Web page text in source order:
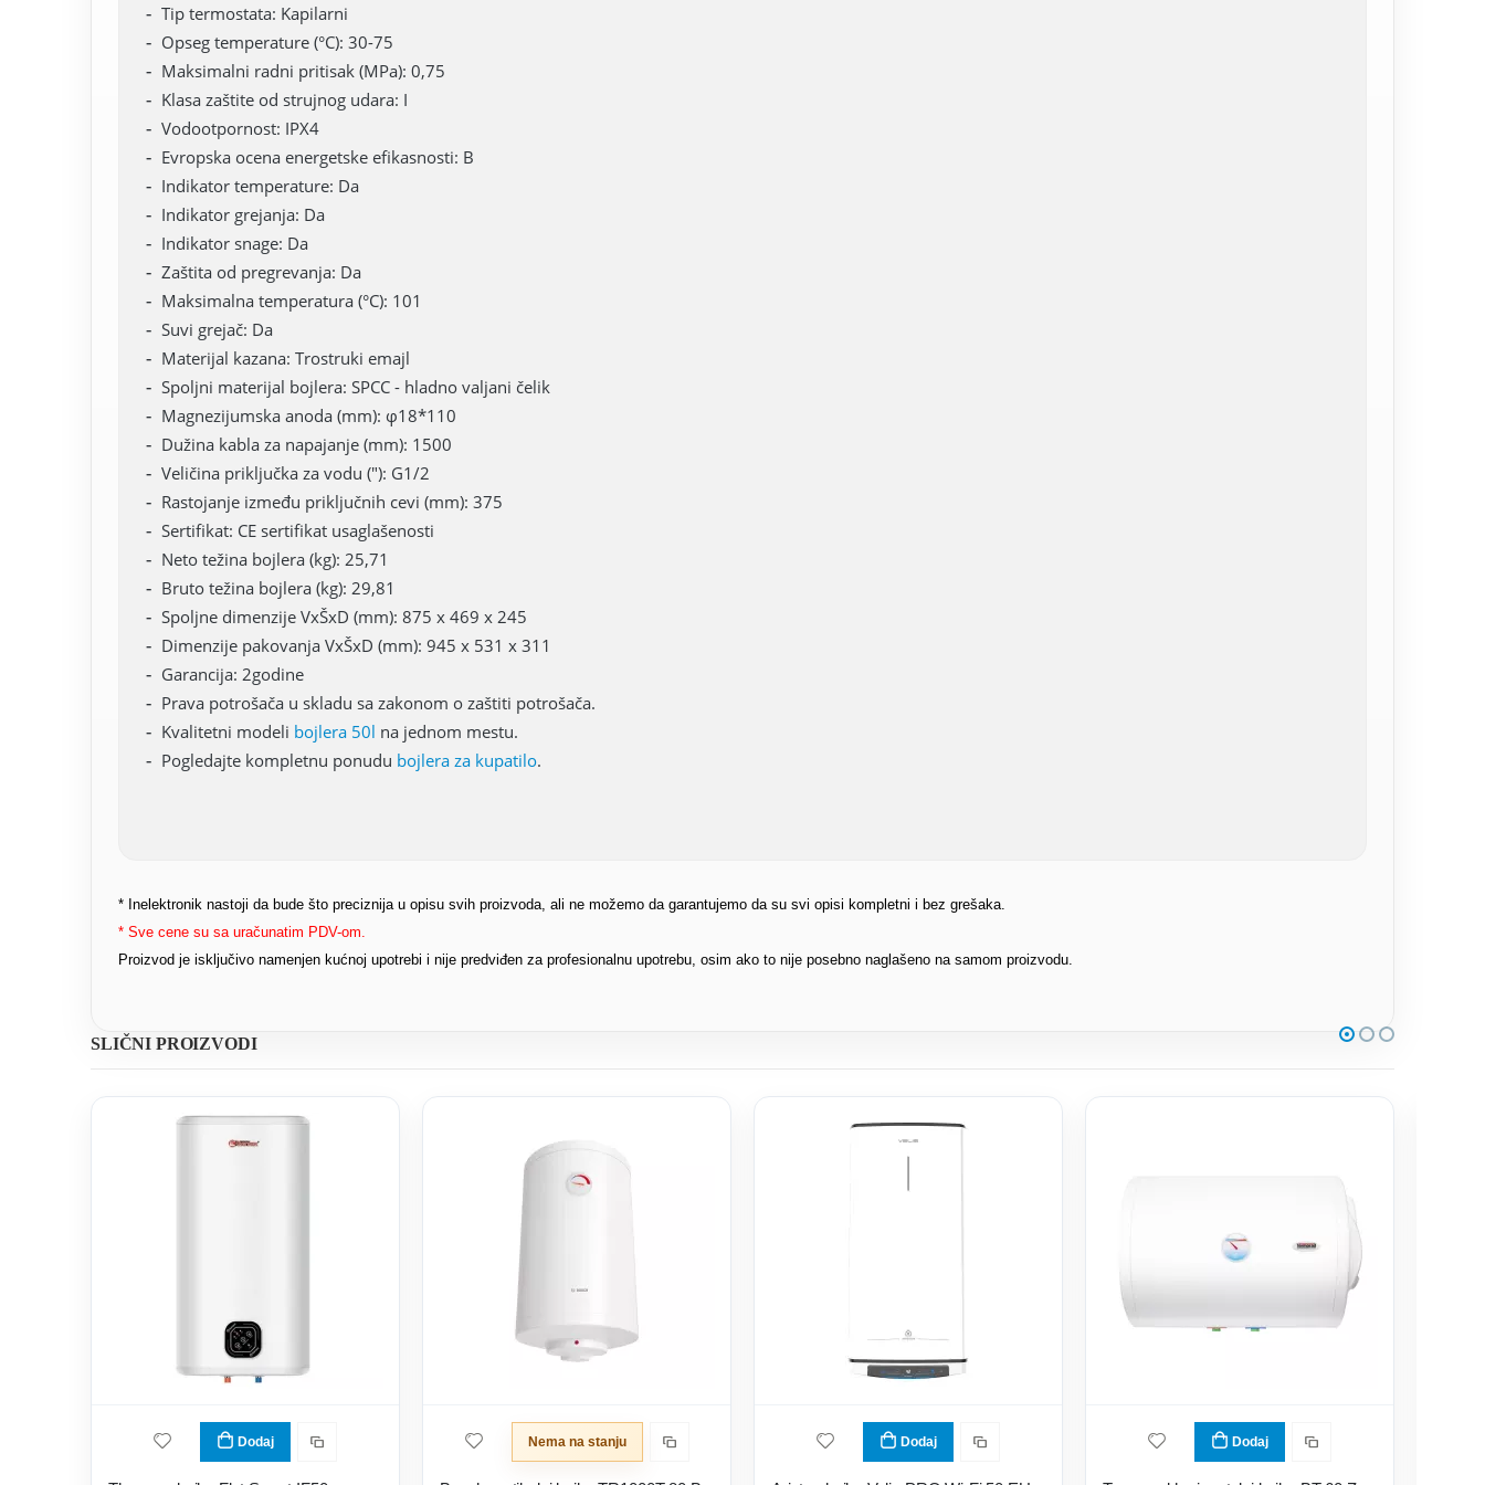
Tip termostata: Kapilarni
Opseg temperature (°C): 30-75
Maksimalni radni pritisak (MPa): 0,75
Klasa zaštite od strujnog udara: I
Vodootpornost: IPX4
Evropska ocena energetske efikasnosti: B
Indikator temperature: Da
Indikator grejanja: Da
Indikator snage: Da
Zaštita od pregrevanja: Da
Maksimalna temperatura (°C): 101
Suvi grejač: Da
Materijal kazana: Trostruki emajl
Spoljni materijal bojlera: SPCC - hladno valjani čelik
Magnezijumska anoda (mm): φ18*110
Dužina kabla za napajanje (mm): 1500
Veličina priključka za vodu ("): G1/2
Rastojanje između priključnih cevi (mm): 375
Sertifikat: CE sertifikat usaglašenosti
Neto težina bojlera (kg): 25,71
Bruto težina bojlera (kg): 29,81
Spoljne dimenzije VxŠxD (mm): 875 x 469 x 245
Dimenzije pakovanja VxŠxD (mm): 945 x 531 x 311
Garancija: 2godine
Prava potrošača u skladu sa zakonom o zaštiti potrošača.
Kvalitetni modeli bojlera 50l na jednom mestu.
Pogledajte kompletnu ponudu bojlera za kupatilo.
* Inelektronik nastoji da bude što preciznija u opisu svih proizvoda, ali ne možemo da garantujemo da su svi opisi kompletni i bez grešaka.
* Sve cene su sa uračunatim PDV-om.
Proizvod je isključivo namenjen kućnoj upotrebi i nije predviđen za profesionalnu upotrebu, osim ako to nije posebno naglašeno na samom proizvodu.
SLIČNI PROIZVODI
Dodaj Nema na stanju Dodaj Dodaj